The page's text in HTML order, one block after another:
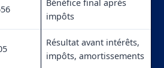
Bénéfice final après
impôts
Résultat avant intérêts,
impôts, amortissements